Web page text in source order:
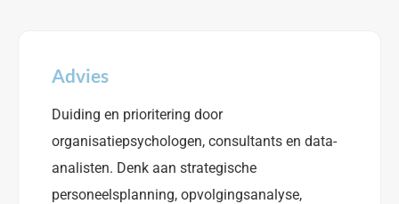
Advies
Duiding en prioritering door
organisatiepsychologen, consultants en data-
analisten. Denk aan strategische
personeelsplanning, opvolgingsanalyse,